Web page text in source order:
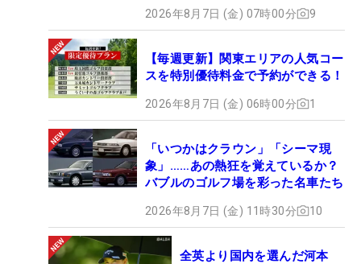
2026年8月7日 (金) 07時00分 9
【毎週更新】関東エリアの人気コー
スを特別優待料金で予約ができる！
2026年8月7日 (金) 06時00分 1
「いつかはクラウン」「シーマ現
象」……あの熱狂を覚えているか？
バブルのゴルフ場を彩った名車たち
2026年8月7日 (金) 11時30分 10
全英より国内を選んだ河本